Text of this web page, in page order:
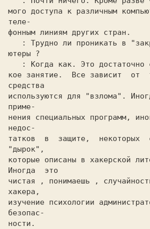
мого доступа к различным
теле-
фонным линиям других стран.
: Трудно ли проникать в
ютеры ?
: Когда как. Это достаточно
кое занятие.  Все зависит  от
средства
используются для "взлома".
приме-
нения специальных программ,
недос-
татков  в  защите,  некоторых
"дырок",
которые описаны в хакерской
Иногда  это
чистая , понимаешь ,
хакера,
изучение психологии
безопас-
ности.